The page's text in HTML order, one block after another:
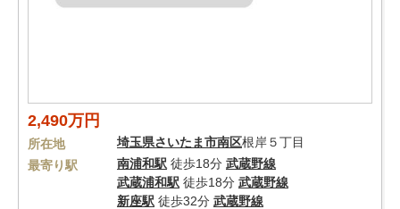
2,490万円
所在地 埼玉県さいたま市南区根岸５丁目
最寄り駅
南浦和駅 徒歩18分 武蔵野線
武蔵浦和駅 徒歩18分 武蔵野線
新座駅 徒歩32分 武蔵野線